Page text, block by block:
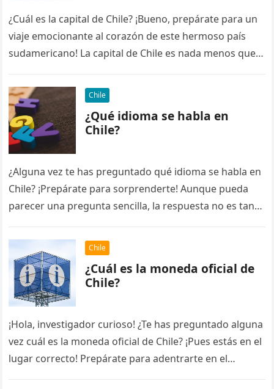
¿Cuál es la capital de Chile? ¡Bueno, prepárate para un
viaje emocionante al corazón de este hermoso país
sudamericano! La capital de Chile es nada menos que…
Chile
¿Qué idioma se habla en
Chile?
¿Alguna vez te has preguntado qué idioma se habla en
Chile? ¡Prepárate para sorprenderte! Aunque pueda
parecer una pregunta sencilla, la respuesta no es tan
Chile
¿Cuál es la moneda oficial de
Chile?
¡Hola, investigador curioso! ¿Te has preguntado alguna
vez cuál es la moneda oficial de Chile? ¡Pues estás en el
lugar correcto! Prepárate para adentrarte en el